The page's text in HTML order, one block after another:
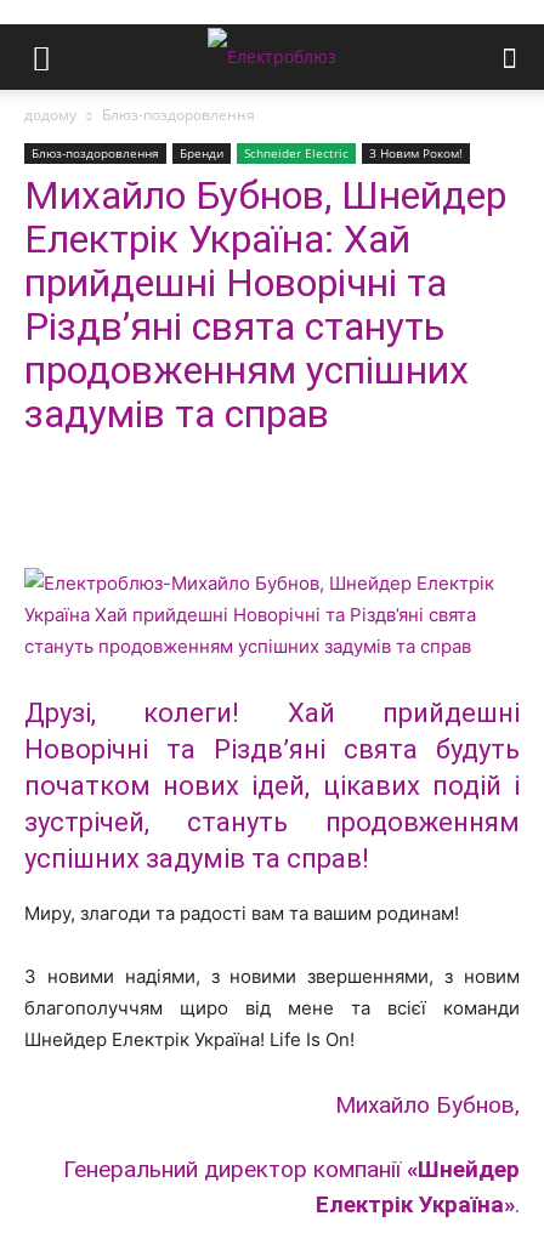
додому Блюз-поздоровлення
Блюз-поздоровлення Бренди Schneider Electric З Новим Роком!
Михайло Бубнов, Шнейдер
Електрік Україна: Хай
прийдешні Новорічні та
Різдв’яні свята стануть
продовженням успішних
задумів та справ
Друзі, колеги! Хай прийдешні
Новорічні та Різдв’яні свята будуть
початком нових ідей, цікавих подій і
зустрічей, стануть продовженням
успішних задумів та справ!
Миру, злагоди та радості вам та вашим родинам!
З новими надіями, з новими звершеннями, з новим
благополуччям щиро від мене та всієї команди
Шнейдер Електрік Україна! Life Is On!
Михайло Бубнов,
Генеральний директор компанії«Шнейдер
Електрік Україна».